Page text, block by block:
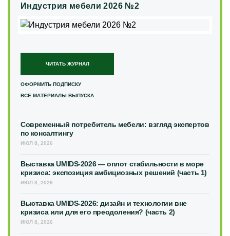
Индустрия мебели 2026 №2
ЧИТАТЬ ЖУРНАЛ
ОФОРМИТЬ ПОДПИСКУ
ВСЕ МАТЕРИАЛЫ ВЫПУСКА
Современный потребитель мебели: взгляд экспертов
по консалтингу
ИЮЛ 8, 2026
Выставка UMIDS-2026 — оплот стабильности в море
кризиса: экспозиция амбициозных решений (часть 1)
ИЮЛ 8, 2026
Выставка UMIDS-2026: дизайн и технологии вне
кризиса или для его преодоления? (часть 2)
ИЮЛ 8, 2026